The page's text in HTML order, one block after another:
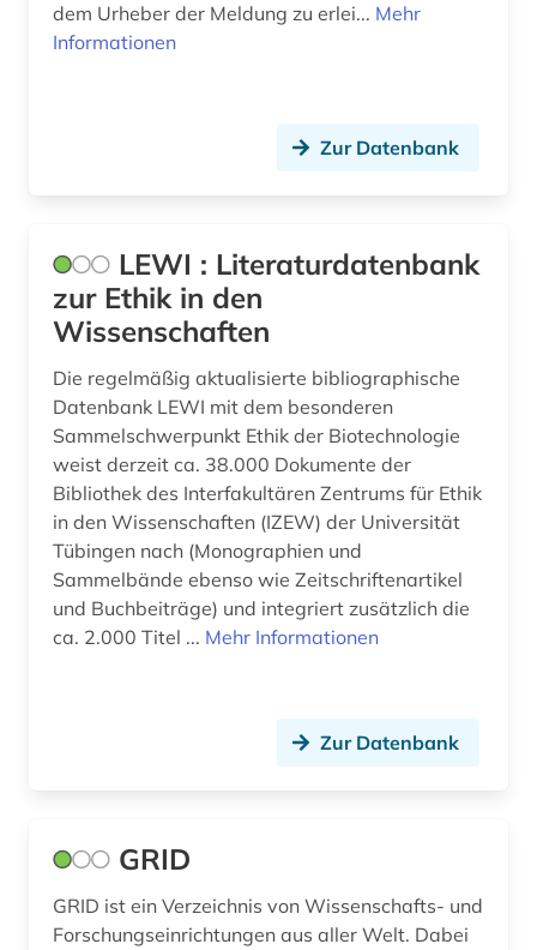
dem Urheber der Meldung zu erlei... Mehr
Informationen
Zur Datenbank
LEWI : Literaturdatenbank
zur Ethik in den
Wissenschaften
Die regelmäßig aktualisierte bibliographische
Datenbank LEWI mit dem besonderen
Sammelschwerpunkt Ethik der Biotechnologie
weist derzeit ca. 38.000 Dokumente der
Bibliothek des Interfakultären Zentrums für Ethik
in den Wissenschaften (IZEW) der Universität
Tübingen nach (Monographien und
Sammelbände ebenso wie Zeitschriftenartikel
und Buchbeiträge) und integriert zusätzlich die
ca. 2.000 Titel ... Mehr Informationen
Zur Datenbank
GRID
GRID ist ein Verzeichnis von Wissenschafts- und
Forschungseinrichtungen aus aller Welt. Dabei